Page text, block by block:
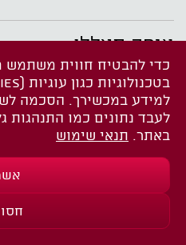
איפה תצללו
אתרי הצלילה בהם תצללו
*זכאי הנחה חוסכים
כדי להבטיח חווית
למידע במכשירך. הסכמה
לעבד נתונים כמו התנהגות
באתר. תנאי שימוש